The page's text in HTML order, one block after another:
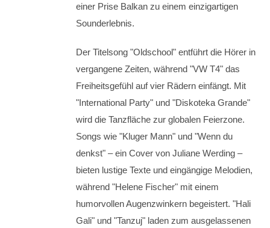
einer Prise Balkan zu einem einzigartigen
Sounderlebnis.
Der Titelsong "Oldschool" entführt die Hörer in
vergangene Zeiten, während "VW T4" das
Freiheitsgefühl auf vier Rädern einfängt. Mit
"International Party" und "Diskoteka Grande"
wird die Tanzfläche zur globalen Feierzone.
Songs wie "Kluger Mann" und "Wenn du
denkst" – ein Cover von Juliane Werding –
bieten lustige Texte und eingängige Melodien,
während "Helene Fischer" mit einem
humorvollen Augenzwinkern begeistert. "Hali
Gali" und "Tanzuj" laden zum ausgelassenen